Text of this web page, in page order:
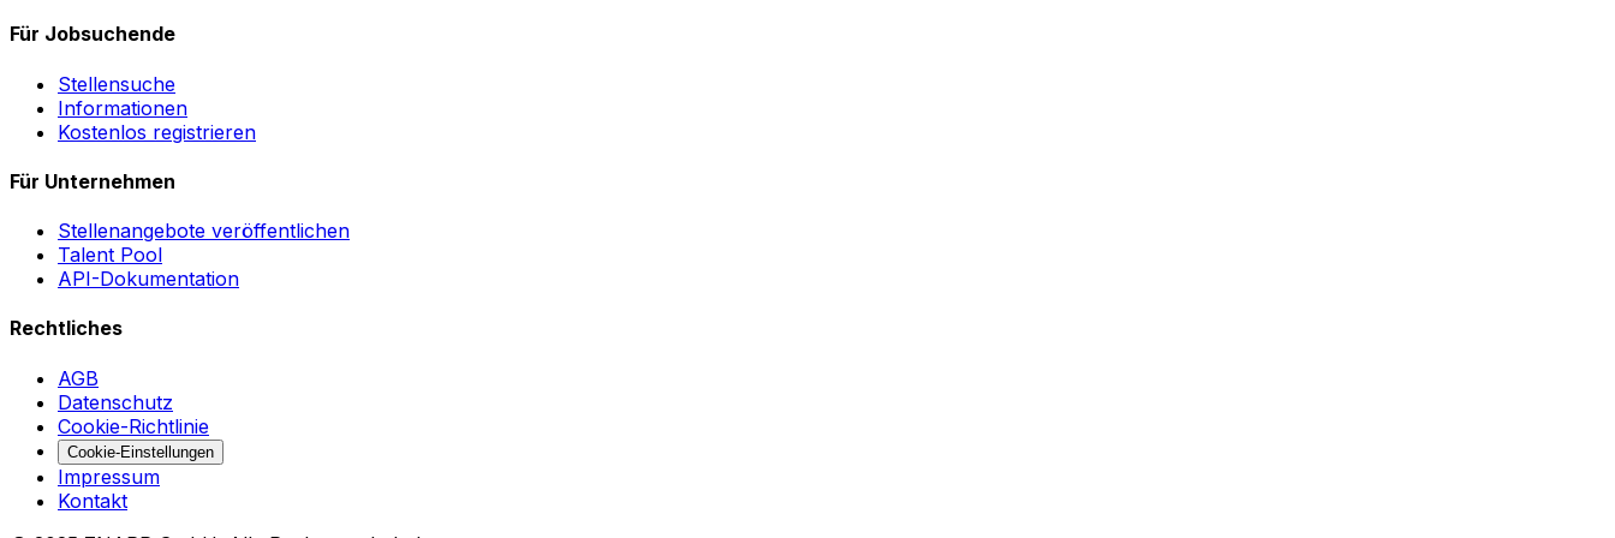
Für Jobsuchende
Stellensuche
Informationen
Kostenlos registrieren
Für Unternehmen
Stellenangebote veröffentlichen
Talent Pool
API-Dokumentation
Rechtliches
AGB
Datenschutz
Cookie-Richtlinie
Cookie-Einstellungen
Impressum
Kontakt